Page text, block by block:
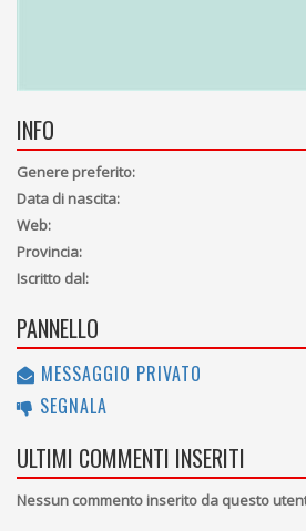
INFO
Genere preferito:
Data di nascita:
Web:
Provincia:
Iscritto dal:
PANNELLO
MESSAGGIO PRIVATO
SEGNALA
ULTIMI COMMENTI INSERITI
Nessun commento inserito da questo